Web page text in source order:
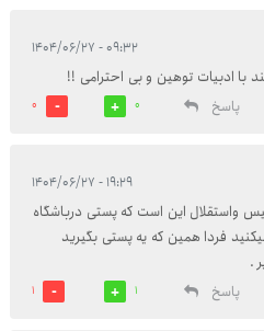
۰۹:۳۲ - ۱۴۰۴/۰۶/۲۷
با ادبیات توهین و بی احترامی !!
پاسخ
0
0
۱۹:۲۹ - ۱۴۰۴/۰۶/۲۷
واستقلال این است که پستی درباشگاه
فردا همین که یه پستی بگیرید
.
پاسخ
1
1